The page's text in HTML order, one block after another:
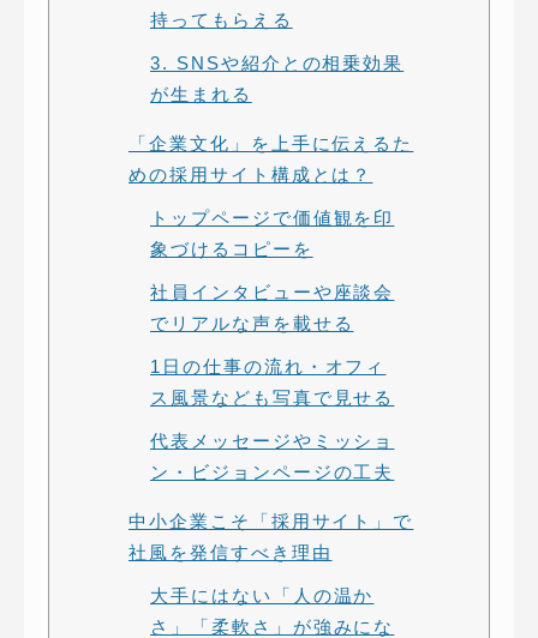
持ってもらえる
3. SNSや紹介との相乗効果
が生まれる
「企業文化」を上手に伝えるた
めの採用サイト構成とは？
トップページで価値観を印
象づけるコピーを
社員インタビューや座談会
でリアルな声を載せる
1日の仕事の流れ・オフィ
ス風景なども写真で見せる
代表メッセージやミッショ
ン・ビジョンページの工夫
中小企業こそ「採用サイト」で
社風を発信すべき理由
大手にはない「人の温か
さ」「柔軟さ」が強みにな